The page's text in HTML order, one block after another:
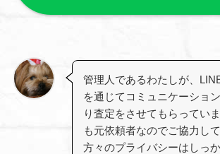
管理人であるわたしが、
を通じてコミュニケーショ
り査定をさせてもらってい
も元依頼者なのでご協力し
方々のプライバシーはしっ